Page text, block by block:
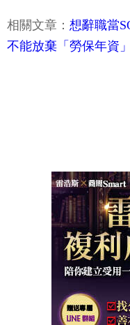
相關文章：想辭職當
不能放棄「勞保年資